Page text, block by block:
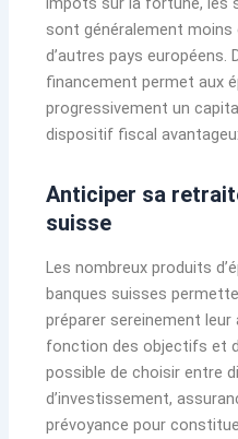
sont généralement moins
d’autres pays européens.
financement permet aux
progressivement un
dispositif fiscal
Anticiper sa
suisse
Les nombreux produits
banques suisses
préparer sereinement leur
fonction des objectifs et
possible de choisir entre
d’investissement,
prévoyance pour